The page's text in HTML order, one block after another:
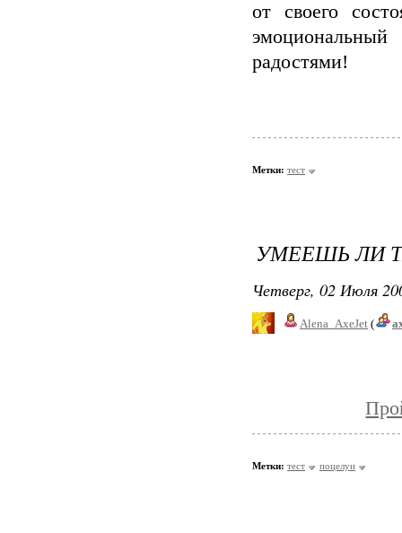
от своего
радостями!
Метки: тест
УМЕЕШЬ ЛИ
Четверг, 02 Июля
Alena_AxeJet (
Метки: тест поцелуи